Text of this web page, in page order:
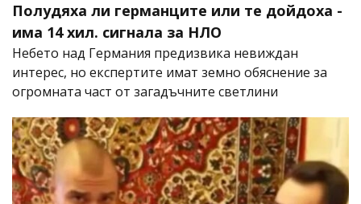
Полудяха ли германците или те дойдоха -
има 14 хил. сигнала за НЛО
Небето над Германия предизвика невиждан
интерес, но експертите имат земно обяснение за
огромната част от загадъчните светлини